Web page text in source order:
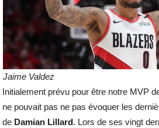
Jaime Valdez
Initialement prévu pour être notre MVP
ne pouvait pas ne pas évoquer les
de Damian Lillard. Lors de ses vingt